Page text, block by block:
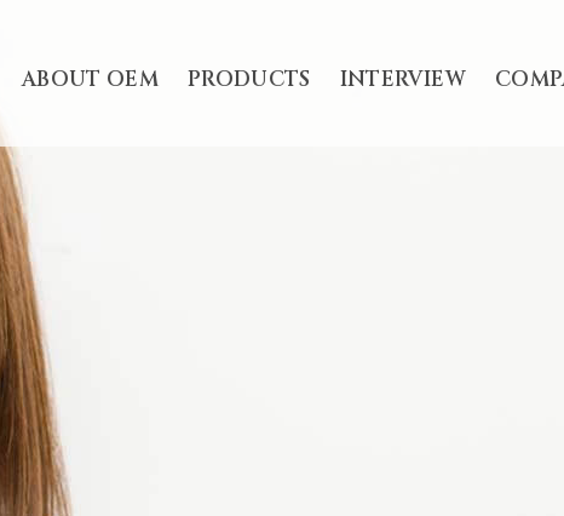
ABOUT OEM PRODUCTS INTERVIEW